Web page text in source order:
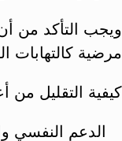
ويجب التأكد من
مرضية كالتهابات
كيفية التقليل من
الدعم النفسي